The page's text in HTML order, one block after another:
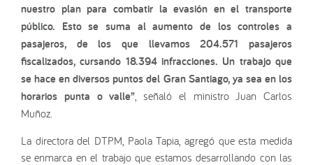
nuestro plan para combatir la evasión en el transporte
público. Esto se suma al aumento de los controles a
pasajeros, de los que llevamos 204.571 pasajeros
fiscalizados, cursando 18.394 infracciones. Un trabajo que
se hace en diversos puntos del Gran Santiago, ya sea en los
horarios punta o valle” , señaló el ministro Juan Carlos
Muñoz.
La directora del DTPM, Paola Tapia, agregó que esta medida
se enmarca en el trabajo que estamos desarrollando con las